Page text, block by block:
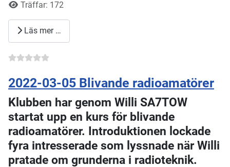
Träffar: 172
Läs mer …
2022-03-05 Blivande radioamatörer
Klubben har genom Willi SA7TOW
startat upp en kurs för blivande
radioamatörer. Introduktionen lockade
fyra intresserade som lyssnade när Willi
pratade om grunderna i radioteknik.